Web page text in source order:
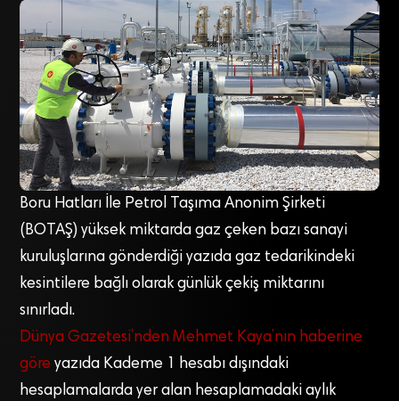
Boru Hatları İle Petrol Taşıma Anonim Şirketi
(BOTAŞ) yüksek miktarda gaz çeken bazı sanayi
kuruluşlarına gönderdiği yazıda gaz tedarikindeki
kesintilere bağlı olarak günlük çekiş miktarını
sınırladı.
Dünya Gazetesi’nden Mehmet Kaya’nın haberine
göre yazıda Kademe 1 hesabı dışındaki
hesaplamalarda yer alan hesaplamadaki aylık